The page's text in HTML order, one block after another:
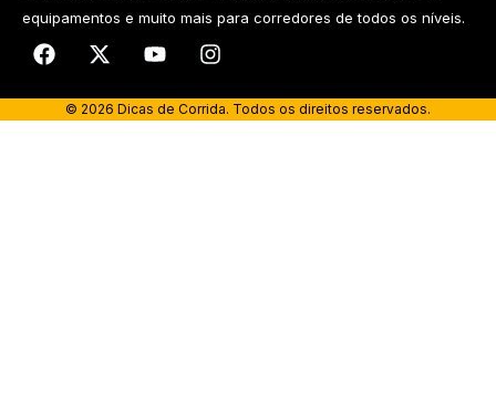
equipamentos e muito mais para corredores de todos os níveis.​
© 2026 Dicas de Corrida. Todos os direitos reservados.